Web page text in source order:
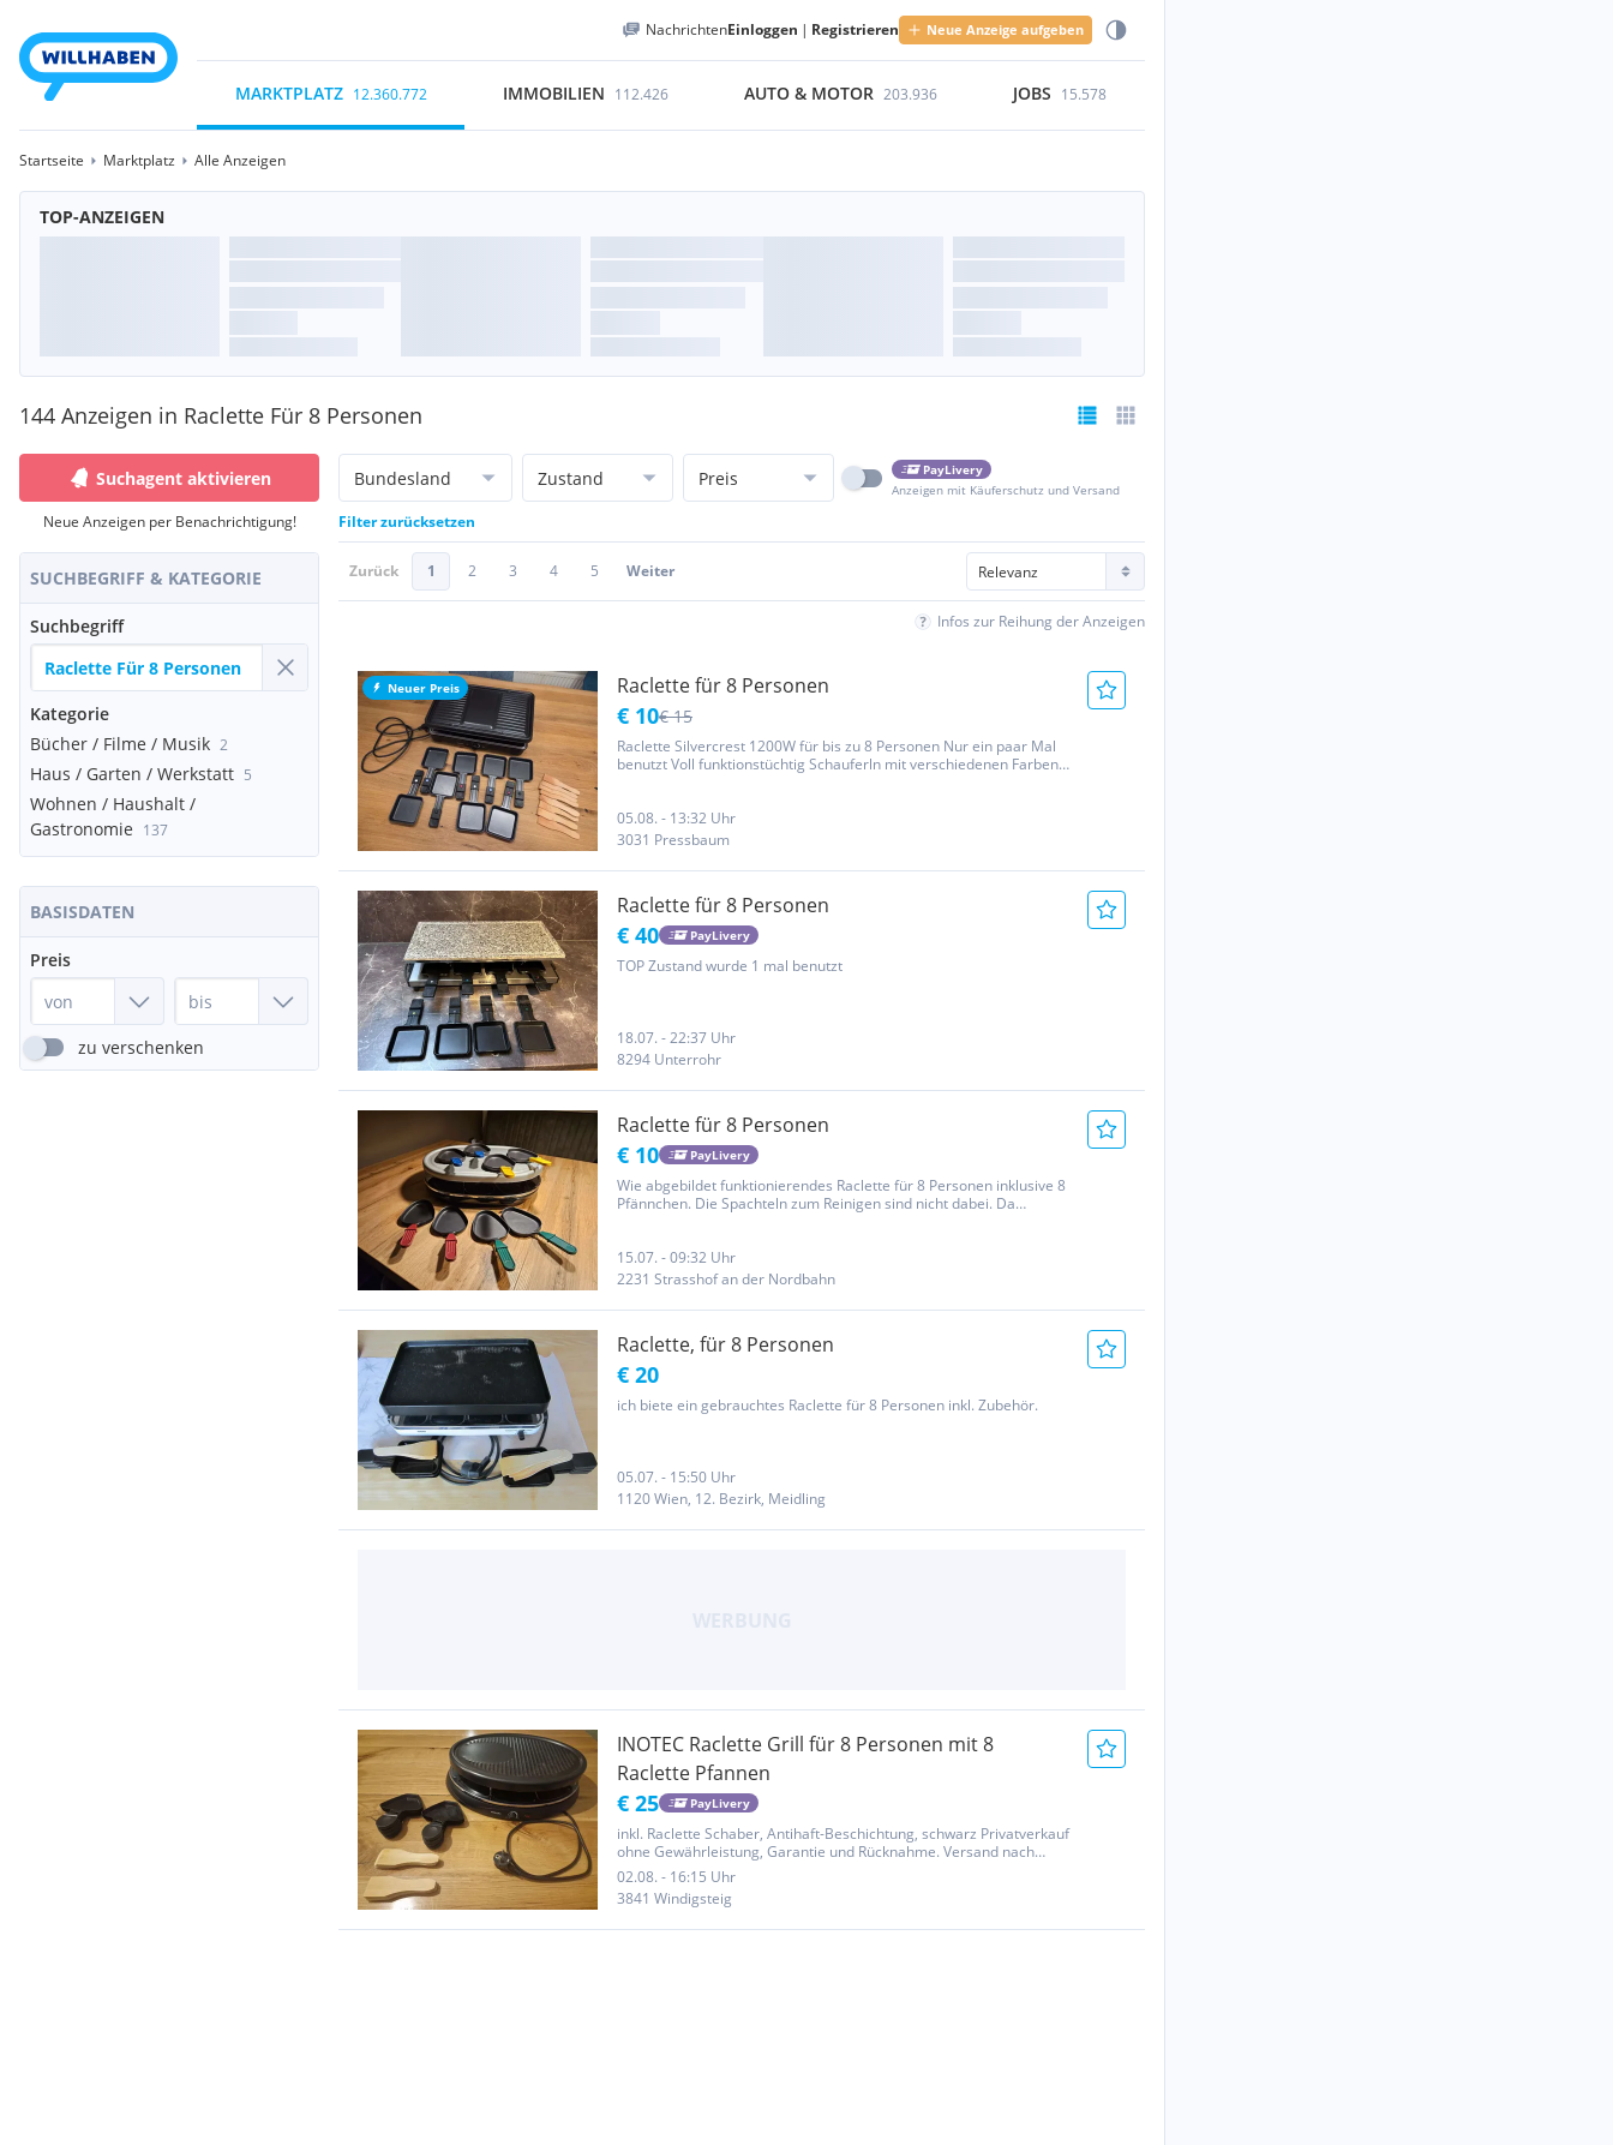
NachrichtenEinloggen | Registrieren Neue Anzeige aufgeben
MARKTPLATZ 12.360.772 IMMOBILIEN 112.426 AUTO & MOTOR 203.936 JOBS 15.578
Startseite Marktplatz Alle Anzeigen
TOP-ANZEIGEN
144 Anzeigen in Raclette Für 8 Personen
Suchagent aktivieren
Neue Anzeigen per Benachrichtigung!
SUCHBEGRIFF & KATEGORIE
Suchbegriff
Kategorie
Bücher / Filme / Musik 2
Haus / Garten / Werkstatt 5
Wohnen / Haushalt /
Gastronomie 137
BASISDATEN
Preis
zu verschenken
Bundesland Zustand Preis
PayLivery
Anzeigen mit Käuferschutz und Versand
Filter zurücksetzen
Zurück 1 2 3 4 5 Weiter
Infos zur Reihung der Anzeigen
Neuer Preis Raclette für 8 Personen
€ 10€ 15
Raclette Silvercrest 1200W für bis zu 8 Personen Nur ein paar Mal
benutzt Voll funktionstüchtig Schauferln mit verschiedenen Farben
05.08. - 13:32 Uhr
3031 Pressbaum
Raclette für 8 Personen
€ 40 PayLivery
TOP Zustand wurde 1 mal benutzt
18.07. - 22:37 Uhr
8294 Unterrohr
Raclette für 8 Personen
€ 10 PayLivery
Wie abgebildet funktionierendes Raclette für 8 Personen inklusive 8
Pfännchen. Die Spachteln zum Reinigen sind nicht dabei. Da
15.07. - 09:32 Uhr
2231 Strasshof an der Nordbahn
Raclette, für 8 Personen
€ 20
ich biete ein gebrauchtes Raclette für 8 Personen inkl. Zubehör.
05.07. - 15:50 Uhr
1120 Wien, 12. Bezirk, Meidling
INOTEC Raclette Grill für 8 Personen mit 8
Raclette Pfannen
€ 25 PayLivery
inkl. Raclette Schaber, Antihaft-Beschichtung, schwarz Privatverkauf
ohne Gewährleistung, Garantie und Rücknahme. Versand nach
Absprache gerne möglich, zuzüglich Versandkosten.
02.08. - 16:15 Uhr
3841 Windigsteig